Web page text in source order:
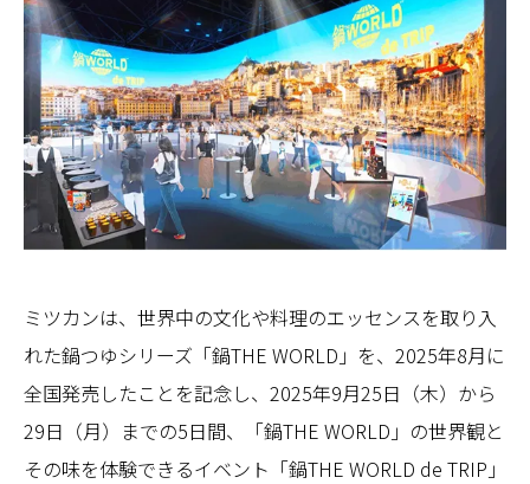
ミツカンは、世界中の文化や料理のエッセンスを取り入
れた鍋つゆシリーズ「鍋THE WORLD」を、2025年8月に
全国発売したことを記念し、2025年9月25日（木）から
29日（月）までの5日間、「鍋THE WORLD」の世界観と
その味を体験できるイベント「鍋THE WORLD de TRIP」